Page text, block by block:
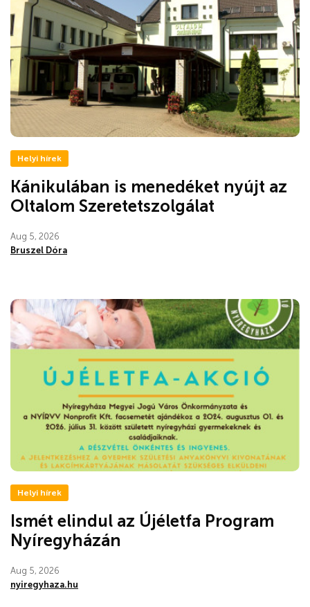
Helyi hírek
Kánikulában is menedéket nyújt az
Oltalom Szeretetszolgálat
Aug 5, 2026
Bruszel Dóra
Helyi hírek
Ismét elindul az Újéletfa Program
Nyíregyházán
Aug 5, 2026
nyiregyhaza.hu